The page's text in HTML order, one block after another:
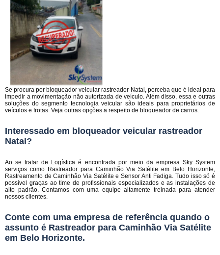
Se procura por bloqueador veicular rastreador Natal, perceba que é ideal para
impedir a movimentação não autorizada de veículo. Além disso, essa e outras
soluções do segmento tecnologia veicular são ideais para proprietários de
veículos e frotas. Veja outras opções a respeito de bloqueador de carros.
Interessado em bloqueador veicular rastreador
Natal?
Ao se tratar de Logística é encontrada por meio da empresa Sky System
serviços como Rastreador para Caminhão Via Satélite em Belo Horizonte,
Rastreamento de Caminhão Via Satélite e Sensor Anti Fadiga. Tudo isso só é
possível graças ao time de profissionais especializados e as instalações de
alto padrão. Contamos com uma equipe altamente treinada para atender
nossos clientes.
Conte com uma empresa de referência quando o
assunto é Rastreador para Caminhão Via Satélite
em Belo Horizonte.